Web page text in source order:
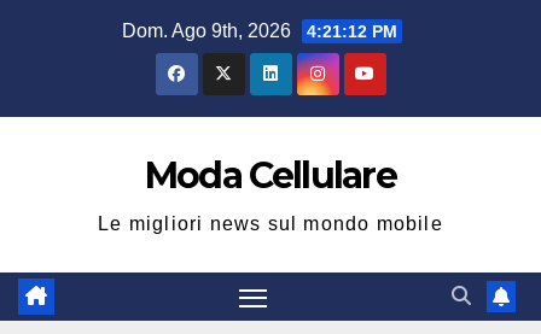
Dom. Ago 9th, 2026 4:21:13 PM
Moda Cellulare
Le migliori news sul mondo mobile